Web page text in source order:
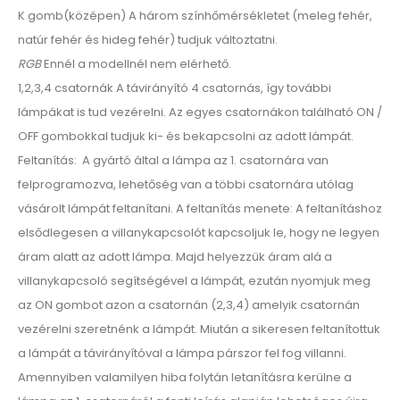
K gomb(középen) A három színhőmérsékletet (meleg fehér,
natúr fehér és hideg fehér) tudjuk változtatni.
RGBEnnél a modellnél nem elérhető.
1,2,3,4 csatornák A távirányító 4 csatornás, így további
lámpákat is tud vezérelni. Az egyes csatornákon található ON /
OFF gombokkal tudjuk ki- és bekapcsolni az adott lámpát.
Feltanítás: A gyártó által a lámpa az 1. csatornára van
felprogramozva, lehetőség van a többi csatornára utólag
vásárolt lámpát feltanítani. A feltanítás menete: A feltanításhoz
elsődlegesen a villanykapcsolót kapcsoljuk le, hogy ne legyen
áram alatt az adott lámpa. Majd helyezzük áram alá a
villanykapcsoló segítségével a lámpát, ezután nyomjuk meg
az ON gombot azon a csatornán (2,3,4) amelyik csatornán
vezérelni szeretnénk a lámpát. Miután a sikeresen feltanítottuk
a lámpát a távirányítóval a lámpa párszor fel fog villanni.
Amennyiben valamilyen hiba folytán letanításra kerülne a